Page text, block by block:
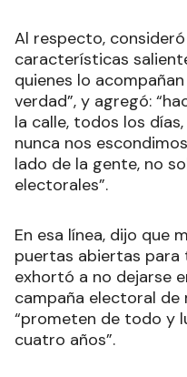
Al respecto,
características
quienes lo
verdad”, y agregó:
la calle, todos los
nunca nos
lado de la gente, no
electorales”.
En esa línea, dijo que
puertas abiertas
exhortó a no dejarse
campaña electoral de
“prometen de todo y
cuatro años”.